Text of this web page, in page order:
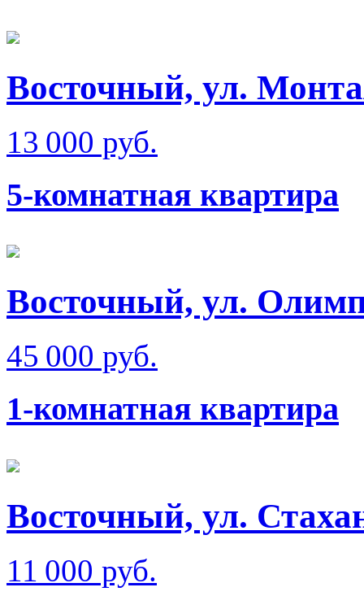
Восточный, ул.
13 000 руб.
5-комнатная квартира
Восточный, ул.
45 000 руб.
1-комнатная квартира
Восточный, ул.
11 000 руб.